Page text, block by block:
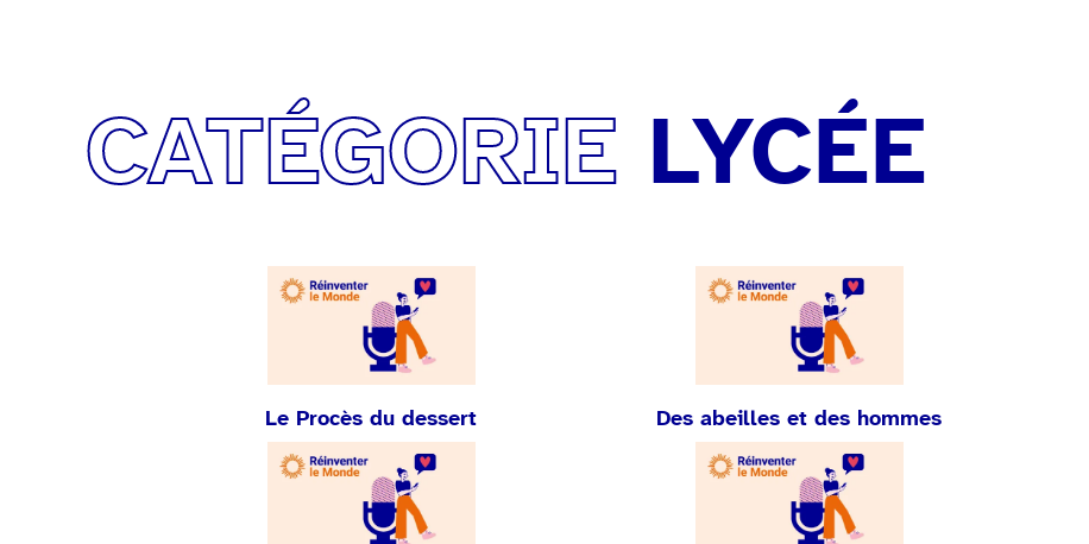
CATÉGORIE LYCÉE
Le Procès du dessert Des abeilles et des hommes